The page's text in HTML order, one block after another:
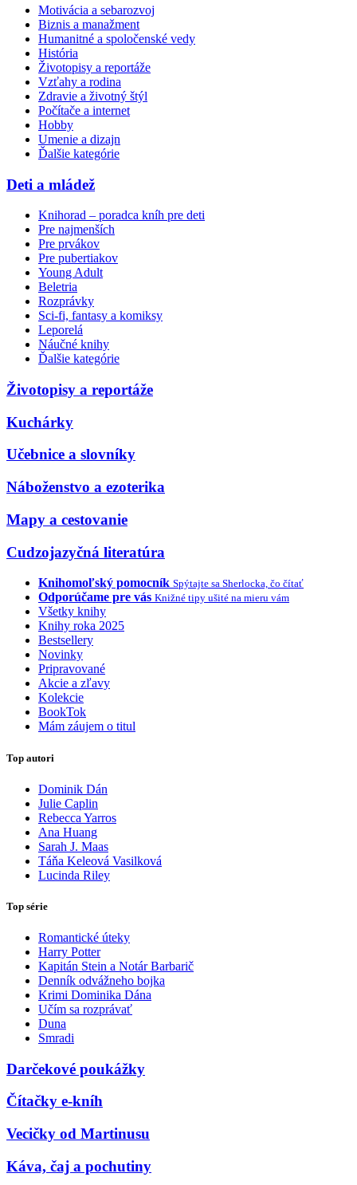
Motivácia a sebarozvoj
Biznis a manažment
Humanitné a spoločenské vedy
História
Životopisy a reportáže
Vzťahy a rodina
Zdravie a životný štýl
Počítače a internet
Hobby
Umenie a dizajn
Ďalšie kategórie
Deti a mládež
Knihorad – poradca kníh pre deti
Pre najmenších
Pre prvákov
Pre pubertiakov
Young Adult
Beletria
Rozprávky
Sci-fi, fantasy a komiksy
Leporelá
Náučné knihy
Ďalšie kategórie
Životopisy a reportáže
Kuchárky
Učebnice a slovníky
Náboženstvo a ezoterika
Mapy a cestovanie
Cudzojazyčná literatúra
Knihomoľský pomocník Spýtajte sa Sherlocka, čo čítať
Odporúčame pre vás Knižné tipy ušité na mieru vám
Všetky knihy
Knihy roka 2025
Bestsellery
Novinky
Pripravované
Akcie a zľavy
Kolekcie
BookTok
Mám záujem o titul
Top autori
Dominik Dán
Julie Caplin
Rebecca Yarros
Ana Huang
Sarah J. Maas
Táňa Keleová Vasilková
Lucinda Riley
Top série
Romantické úteky
Harry Potter
Kapitán Stein a Notár Barbarič
Denník odvážneho bojka
Krimi Dominika Dána
Učím sa rozprávať
Duna
Smradi
Darčekové poukážky
Čítačky e-kníh
Vecičky od Martinusu
Káva, čaj a pochutiny